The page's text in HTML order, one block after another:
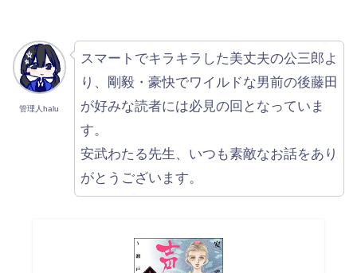
管理人halu
スマートでキラキラした美丈夫の公三郎よ
り、剛毅・豪快でワイルドな男前の後藤田
が好みな読者には必見の回となっていま
す。
安武わたる先生、いつも素敵なお話をあり
がとうございます。